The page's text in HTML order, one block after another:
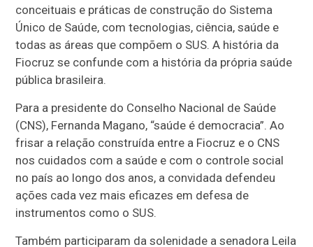
conceituais e práticas de construção do Sistema
Único de Saúde, com tecnologias, ciência, saúde e
todas as áreas que compõem o SUS. A história da
Fiocruz se confunde com a história da própria saúde
pública brasileira.
Para a presidente do Conselho Nacional de Saúde
(CNS), Fernanda Magano, “saúde é democracia”. Ao
frisar a relação construída entre a Fiocruz e o CNS
nos cuidados com a saúde e com o controle social
no país ao longo dos anos, a convidada defendeu
ações cada vez mais eficazes em defesa de
instrumentos como o SUS.
Também participaram da solenidade a senadora Leila